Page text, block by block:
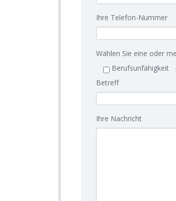
Ihre Telefon-Nummer
Wählen Sie eine oder
Berufsunfähigkeit
Betreff
Ihre Nachricht